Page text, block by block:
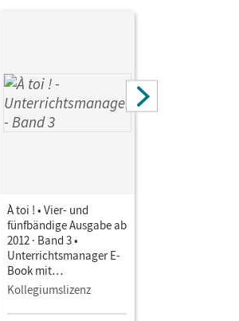
À toi ! • Vier- und
fünfbändige Ausgabe ab
2012 · Band 3 •
Unterrichtsmanager E-
Book mit
Lehrkräftematerialien
und Planungstools
Kollegiumslizenz